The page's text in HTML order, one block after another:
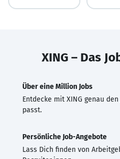
XING – Das
Über eine Million Jobs
Entdecke mit XING genau
passt.
Persönliche Job-Angebote
Lass Dich finden von